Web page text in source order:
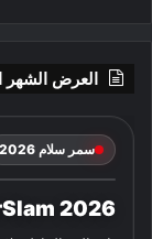
العرض الشهر
سمر سلام 2026
2026